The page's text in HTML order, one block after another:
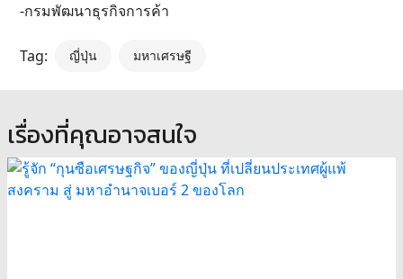
-กรมพัฒนาธุรกิจการค้า
Tag: ญี่ปุ่น มหาเศรษฐี
เรื่องที่คุณอาจสนใจ